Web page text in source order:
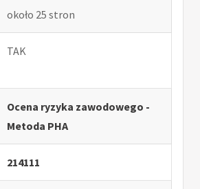
około 25 stron
TAK
Ocena ryzyka zawodowego -
Metoda PHA
214111